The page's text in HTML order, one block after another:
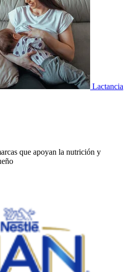
Lactancia
que apoyan la nutrición y